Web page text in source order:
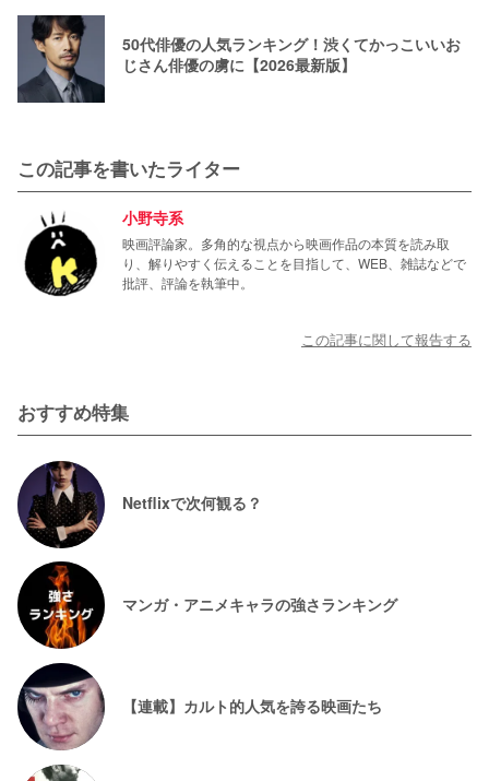
50代俳優の人気ランキング！渋くてかっこいいお
じさん俳優の虜に【2026最新版】
この記事を書いたライター
小野寺系
映画評論家。多角的な視点から映画作品の本質を読み取
り、解りやすく伝えることを目指して、WEB、雑誌などで
批評、評論を執筆中。
この記事に関して報告する
おすすめ特集
Netflixで次何観る？
マンガ・アニメキャラの強さランキング
【連載】カルト的人気を誇る映画たち